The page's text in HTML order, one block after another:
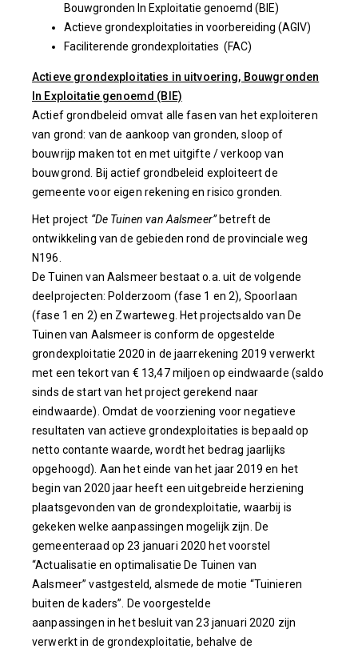
Bouwgronden In Exploitatie genoemd (BIE)
Actieve grondexploitaties in voorbereiding (AGIV)
Faciliterende grondexploitaties (FAC)
Actieve grondexploitaties in uitvoering, Bouwgronden
In Exploitatie genoemd (BIE)
Actief grondbeleid omvat alle fasen van het exploiteren
van grond: van de aankoop van gronden, sloop of
bouwrijp maken tot en met uitgifte / verkoop van
bouwgrond. Bij actief grondbeleid exploiteert de
gemeente voor eigen rekening en risico gronden.
Het project “De Tuinen van Aalsmeer” betreft de
ontwikkeling van de gebieden rond de provinciale weg
N196.
De Tuinen van Aalsmeer bestaat o.a. uit de volgende
deelprojecten: Polderzoom (fase 1 en 2), Spoorlaan
(fase 1 en 2) en Zwarteweg. Het projectsaldo van De
Tuinen van Aalsmeer is conform de opgestelde
grondexploitatie 2020 in de jaarrekening 2019 verwerkt
met een tekort van € 13,47 miljoen op eindwaarde (saldo
sinds de start van het project gerekend naar
eindwaarde). Omdat de voorziening voor negatieve
resultaten van actieve grondexploitaties is bepaald op
netto contante waarde, wordt het bedrag jaarlijks
opgehoogd). Aan het einde van het jaar 2019 en het
begin van 2020 jaar heeft een uitgebreide herziening
plaatsgevonden van de grondexploitatie, waarbij is
gekeken welke aanpassingen mogelijk zijn. De
gemeenteraad op 23 januari 2020 het voorstel
“Actualisatie en optimalisatie De Tuinen van
Aalsmeer” vastgesteld, alsmede de motie “Tuinieren
buiten de kaders”. De voorgestelde
aanpassingen in het besluit van 23 januari 2020 zijn
verwerkt in de grondexploitatie, behalve de